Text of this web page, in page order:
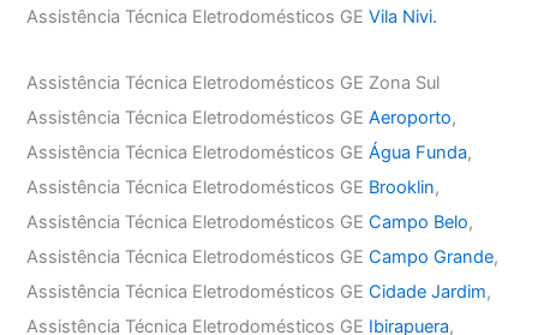
Assistência Técnica Eletrodomésticos GEVila Nivi.
Assistência Técnica Eletrodomésticos GE Zona Sul
Assistência Técnica Eletrodomésticos GEAeroporto,
Assistência Técnica Eletrodomésticos GEÁgua Funda,
Assistência Técnica Eletrodomésticos GE Brooklin,
Assistência Técnica Eletrodomésticos GECampo Belo,
Assistência Técnica Eletrodomésticos GECampo Grande,
Assistência Técnica Eletrodomésticos GECidade Jardim,
Assistência Técnica Eletrodomésticos GE Ibirapuera,